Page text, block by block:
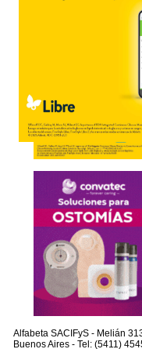
Alfabeta SACIFyS - Melián
Buenos Aires - Tel: (5411)